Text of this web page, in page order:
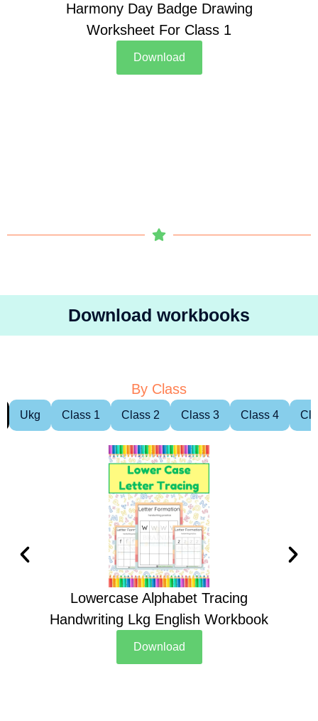
Harmony Day Badge Drawing
Worksheet For Class 1
Download
Download workbooks
By Class
Ukg Class 1 Class 2 Class 3 Class 4
Lowercase Alphabet Tracing
Handwriting Lkg English Workbook
Download